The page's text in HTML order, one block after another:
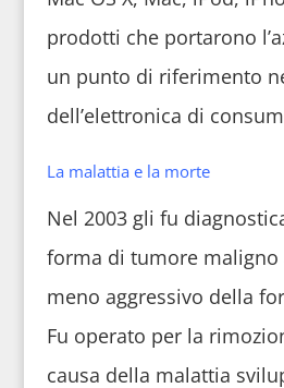
prodotti che portarono
un punto di riferimento
dell’elettronica di
La malattia e la morte
Nel 2003 gli fu
forma di tumore maligno
meno aggressivo della
Fu operato per la
causa della malattia